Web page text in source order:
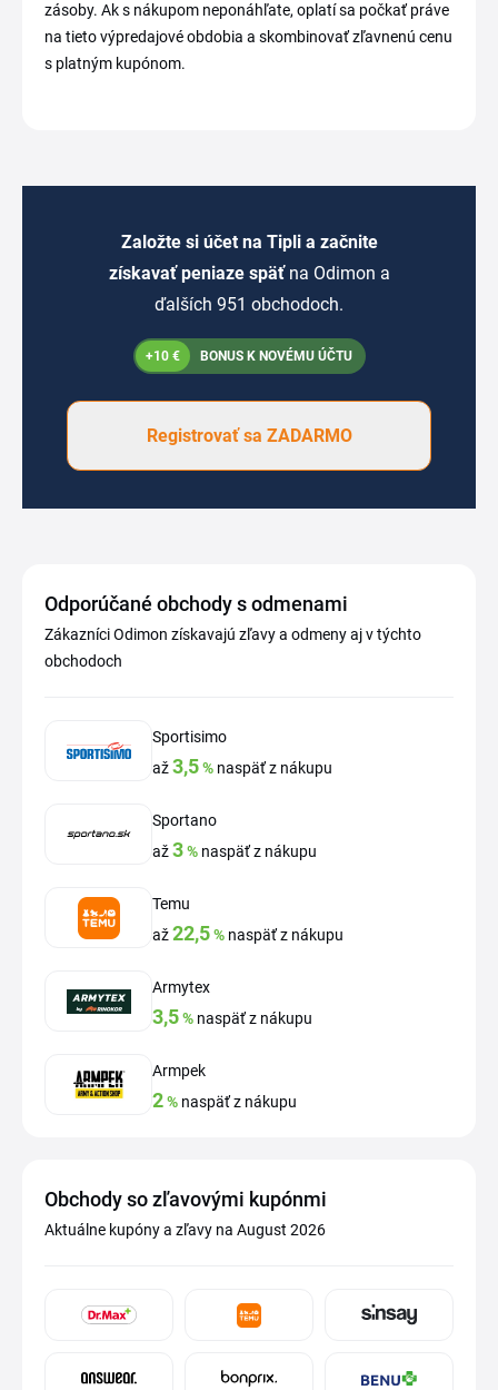
zásoby. Ak s nákupom neponáhľate, oplatí sa počkať práve
na tieto výpredajové obdobia a skombinovať zľavnenú cenu
s platným kupónom.
Založte si účet na Tipli a začnite
získavať peniaze späť na Odimon a
ďalších 951 obchodoch.
+10 € BONUS K NOVÉMU ÚČTU
Registrovať sa ZADARMO
Odporúčané obchody s odmenami
Zákazníci Odimon získavajú zľavy a odmeny aj v týchto
obchodoch
Sportisimo
až3,5% naspäť z nákupu
Sportano
až3% naspäť z nákupu
Temu
až22,5% naspäť z nákupu
Armytex
3,5% naspäť z nákupu
Armpek
2% naspäť z nákupu
Obchody so zľavovými kupónmi
Aktuálne kupóny a zľavy na August 2026